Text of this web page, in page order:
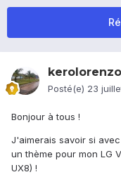
kerolorenzo
Posté(e) 23
Bonjour à tous !
J'aimerais savoir si
un thème pour mon LG
UX8) !